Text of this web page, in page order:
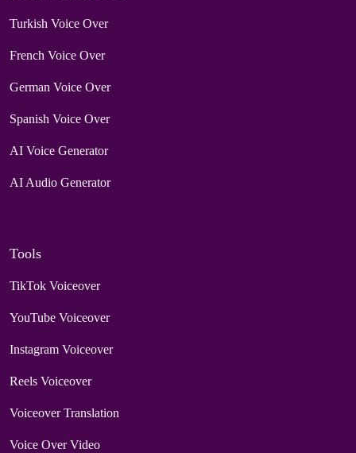
Turkish Voice Over
French Voice Over
German Voice Over
Spanish Voice Over
AI Voice Generator
AI Audio Generator
Tools
TikTok Voiceover
YouTube Voiceover
Instagram Voiceover
Reels Voiceover
Voiceover Translation
Voice Over Video